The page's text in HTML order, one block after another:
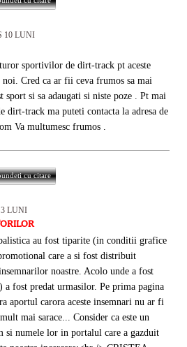
10 LUNI
sportivilor de dirt-track pt aceste
noi. Cred ca ar fii ceva frumos sa mai
sport si sa adaugati si niste poze . Pt mai
dirt-track ma puteti contacta la adresa de
Va multumesc frumos .
cu citare
3 LUNI
au fost tiparite (in conditii grafice
care a si fost distribuit
noastre. Acolo unde a fost
a fost predat urmasilor. Pe prima pagina
aportul carora aceste insemnari nu ar fi
mai sarace... Consider ca este un
si numele lor in portalul care a gazduit